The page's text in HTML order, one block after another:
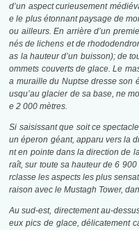
d’un aspect curieusement
e le plus étonnant paysage de
ou ailleurs. En arrière d’un
nés de lichens et de
as la hauteur d’un buisson); de
ommets couverts de glace. Le
a muraille du Nuptse dresse son
usqu’au glacier de sa base, ne
e 2 000 mètres.
Si saisissant que soit ce
un éperon géant, apparu vers la
nt en pointe dans la direction de
raît, sur toute sa hauteur de 6
rclasse les aspects les plus
raison avec le Mustagh Tower,
Au sud-est, directement au-
eux pics de glace, délicatement